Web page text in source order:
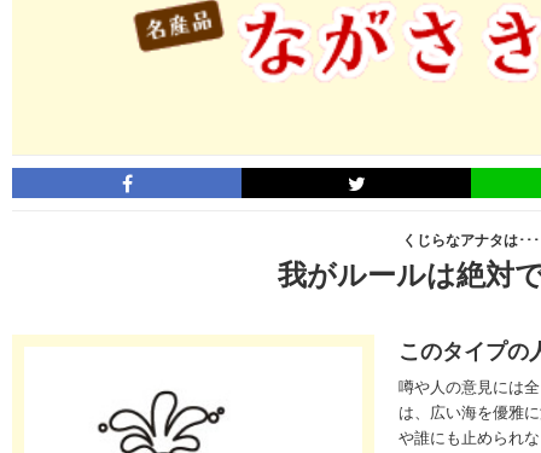
くじらなアナタは･･･
我がルールは絶対
このタイプの
噂や人の意見には
は、広い海を優雅
や誰にも止められ